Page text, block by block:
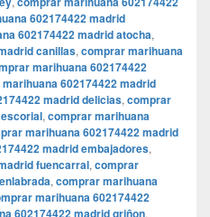
602174422 madrid
602174422 madrid atocha,
canillas, comprar marihuana
marihuana 602174422
602174422 madrid
madrid delicias, comprar
, comprar marihuana
marihuana 602174422 madrid
madrid embajadores,
fuencarral, comprar
, comprar marihuana
marihuana 602174422
602174422 madrid griñon,